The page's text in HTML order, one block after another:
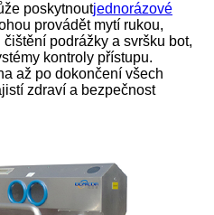
poskytnoutjednorázové
provádět mytí rukou,
podrážky a svršku bot,
kontroly přístupu.
až po dokončení všech
zdraví a bezpečnost